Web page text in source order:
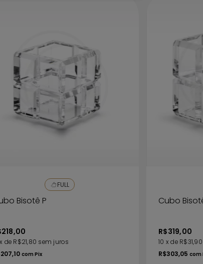
apenas
neutro.
com um pano
FULL
Bisotê P
x de R$21,80 sem juros
com Pix
Cubo
R$319,00
10 xde R$31,90
R$303,05com